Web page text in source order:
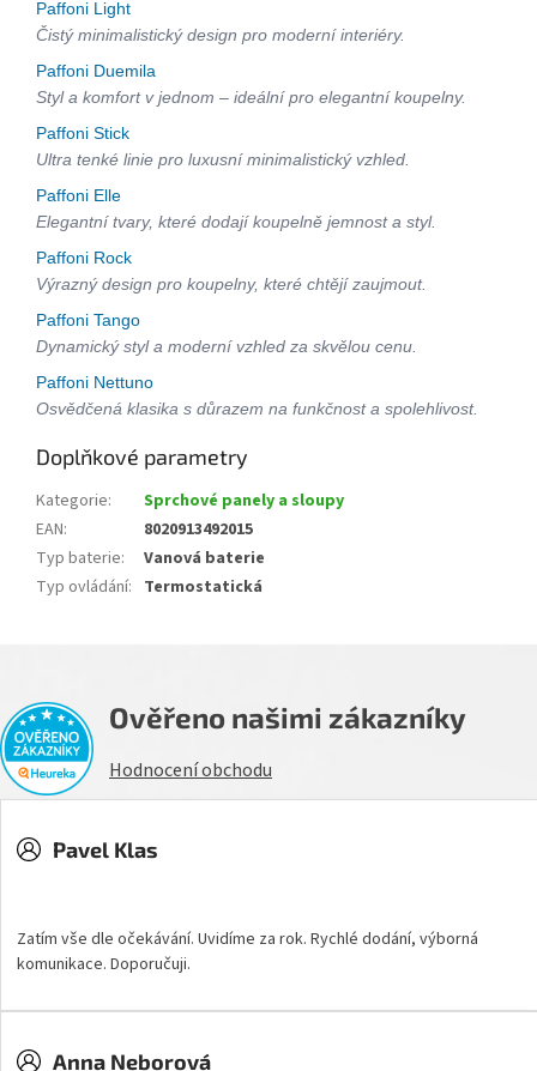
Paffoni Light
Čistý minimalistický design pro moderní interiéry.
Paffoni Duemila
Styl a komfort v jednom – ideální pro elegantní koupelny.
Paffoni Stick
Ultra tenké linie pro luxusní minimalistický vzhled.
Paffoni Elle
Elegantní tvary, které dodají koupelně jemnost a styl.
Paffoni Rock
Výrazný design pro koupelny, které chtějí zaujmout.
Paffoni Tango
Dynamický styl a moderní vzhled za skvělou cenu.
Paffoni Nettuno
Osvědčená klasika s důrazem na funkčnost a spolehlivost.
Doplňkové parametry
Kategorie:
Sprchové panely a sloupy
EAN:
8020913492015
Typ baterie:
Vanová baterie
Typ ovládání: Termostatická
Ověřeno našimi zákazníky
Hodnocení obchodu
Pavel Klas
Zatím vše dle očekávání. Uvidíme za rok. Rychlé dodání, výborná
komunikace. Doporučuji.
Anna Neborová